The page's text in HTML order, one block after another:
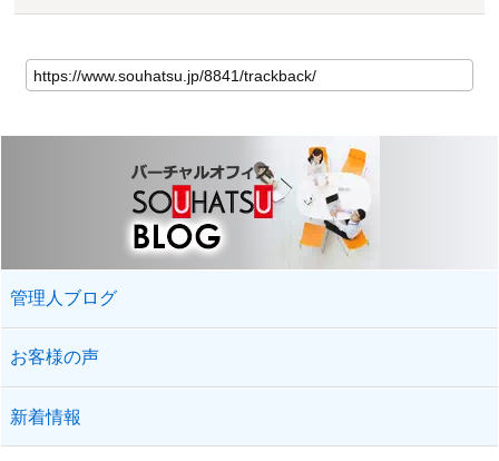
管理人ブログ
お客様の声
新着情報